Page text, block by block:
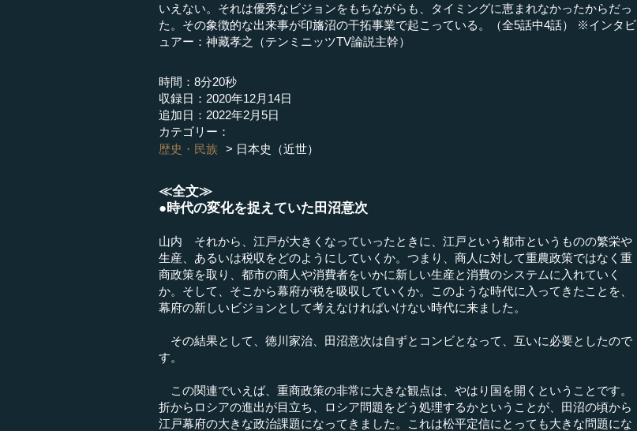
いえない。それは優秀なビジョンをもちながらも、タイミングに恵まれなかったからだっ
た。その象徴的な出来事が印旛沼の干拓事業で起こっている。（全5話中4話） ※インタビ
ュアー：神藏孝之（テンミニッツTV論説主幹）
時間：8分20秒
収録日：2020年12月14日
追加日：2022年2月5日
カテゴリー：
歴史・民族
日本史（近世）
≪全文≫
●時代の変化を捉えていた田沼意次
山内 それから、江戸が大きくなっていったときに、江戸という都市というものの繁栄や
生産、あるいは税収をどのようにしていくか。つまり、商人に対して重農政策ではなく重
商政策を取り、都市の商人や消費者をいかに新しい生産と消費のシステムに入れていく
か。そして、そこから幕府が税を吸収していくか。このような時代に入ってきたことを、
幕府の新しいビジョンとして考えなければいけない時代に来ました。
その結果として、徳川家治、田沼意次は自ずとコンビとなって、互いに必要としたので
す。
この関連でいえば、重商政策の非常に大きな観点は、やはり国を開くということです。
折からロシアの進出が目立ち、ロシア問題をどう処理するかということが、田沼の頃から
江戸幕府の大きな政治課題になってきました。これは松平定信にとっても大きな問題にな